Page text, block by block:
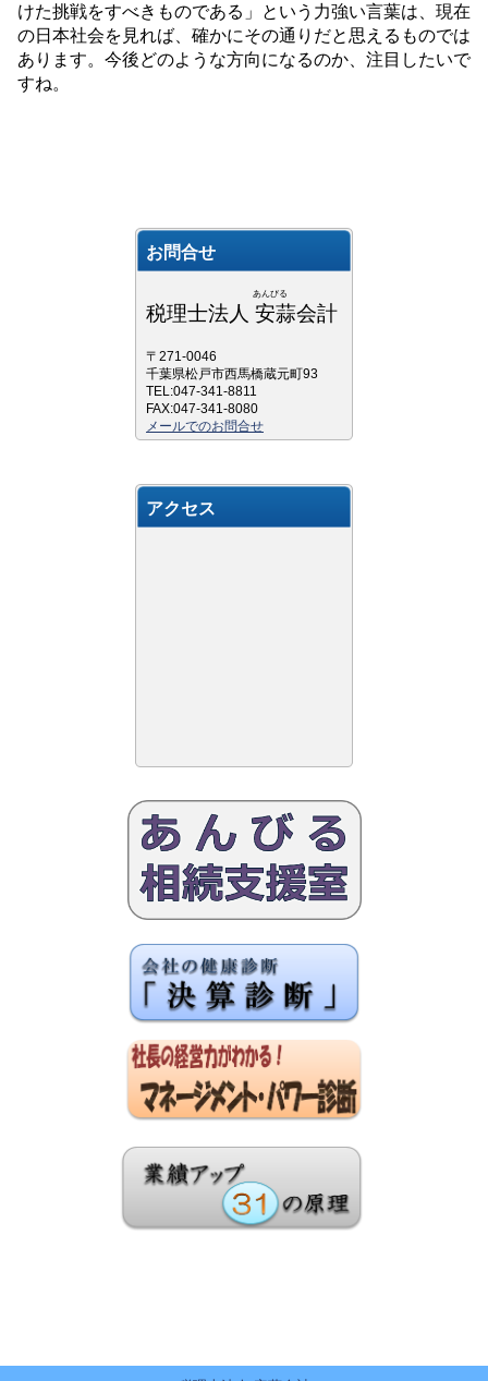
けた挑戦をすべきものである」という力強い言葉は、現在
の日本社会を見れば、確かにその通りだと思えるものでは
あります。今後どのような方向になるのか、注目したいで
すね。
お問合せ
あんびる
税理士法人 安蒜会計
〒271-0046
千葉県松戸市西馬橋蔵元町93
TEL:047-341-8811
FAX:047-341-8080
メールでのお問合せ
アクセス